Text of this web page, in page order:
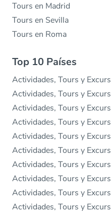
Tours en Madrid
Tours en Sevilla
Tours en Roma
Top 10 Países
Actividades, Tours y
Actividades, Tours y
Actividades, Tours y
Actividades, Tours y
Actividades, Tours y
Actividades, Tours y
Actividades, Tours y
Actividades, Tours y
Actividades, Tours y
Actividades, Tours y